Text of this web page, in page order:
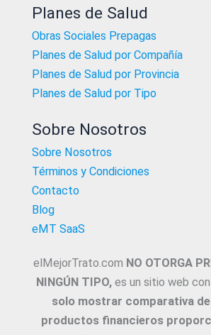
Planes de Salud
Obras Sociales Prepagas
Planes de Salud por Compañía
Planes de Salud por Provincia
Planes de Salud por Tipo
Sobre Nosotros
Sobre Nosotros
Términos y Condiciones
Contacto
Blog
eMT SaaS
elMejorTrato.com NO OTORGA
NINGÚN TIPO, es un sitio web
solo mostrar comparativa
productos financieros